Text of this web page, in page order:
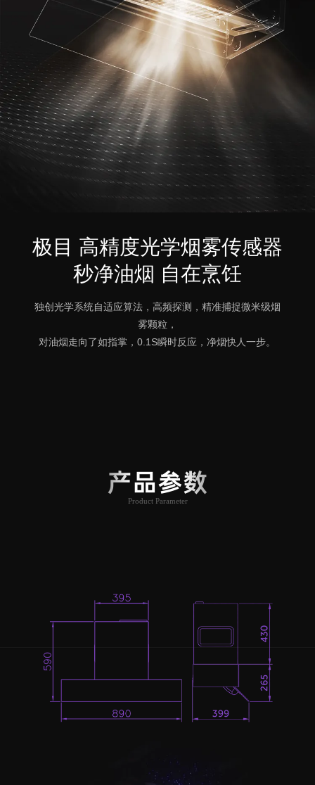
极目 高精度光学烟雾传感器
秒净油烟 自在烹饪
独创光学系统自适应算法，高频探测，精准捕捉微米级烟
雾颗粒，
对油烟走向了如指掌，0.1S瞬时反应，净烟快人一步。
产品参数
Product Parameter